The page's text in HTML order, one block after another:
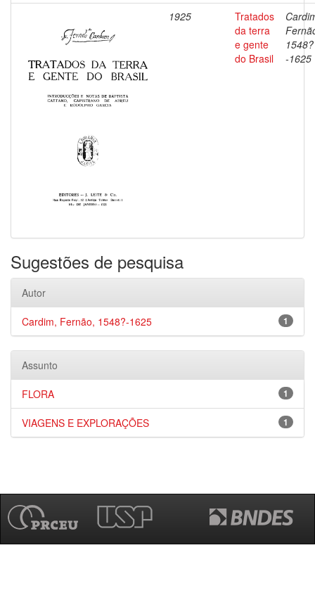
1925
Tratados
da terra
e gente
do Brasil
1548?
-1625
Sugestões de pesquisa
Autor
1
Cardim, Fernão, 1548?-1625
Assunto
1
FLORA
1
VIAGENS E EXPLORAÇÕES